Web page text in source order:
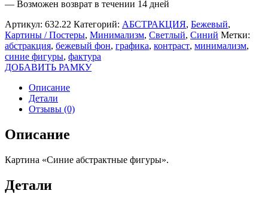
— Возможен возврат в течении 14 дней
Артикул: 632.22 Категорий: АБСТРАКЦИЯ, Бежевый,
Картины / Постеры, Минимализм, Светлый, Синий Метки:
абстракция, бежевый фон, графика, контраст, минимализм,
синие фигуры, фактура
ДОБАВИТЬ РАМКУ
Описание
Детали
Отзывы (0)
Описание
Картина «Синие абстрактные фигуры».
Детали